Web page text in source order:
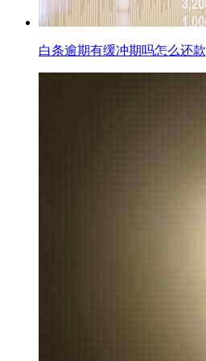
白条逾期有缓冲期吗怎么还